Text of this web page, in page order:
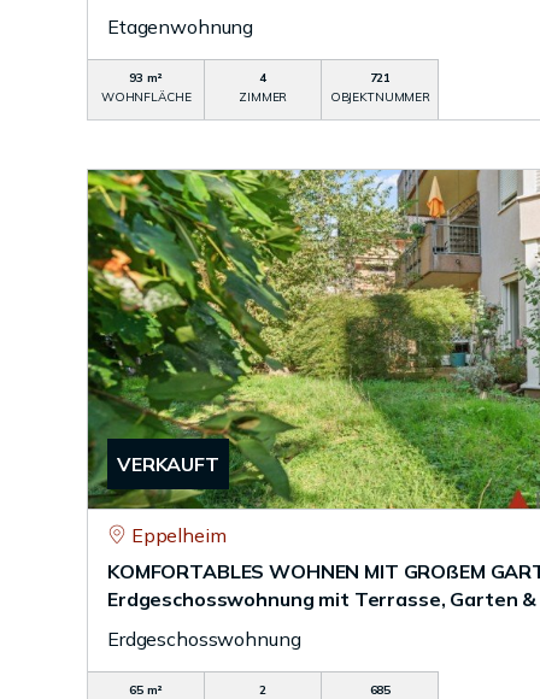
Etagenwohnung
93 m²
WOHNFLÄCHE
4
ZIMMER
721
OBJEKTNUMMER
VERKAUFT
Eppelheim
KOMFORTABLES WOHNEN MIT GROßEM
Erdgeschosswohnung mit Terrasse, Garten
Erdgeschosswohnung
65 m²
2
685